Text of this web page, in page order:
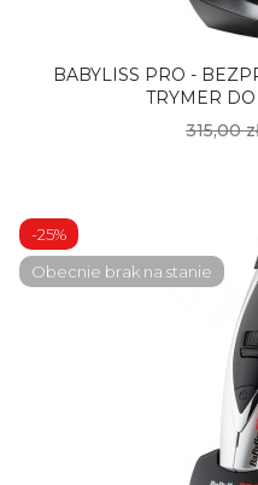
BABYLISS PRO -
TRYMER
315,00
-25%
Obecnie brak na stanie